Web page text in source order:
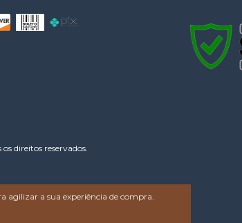
agilizar a sua experiência de compra.
direitos reservados.